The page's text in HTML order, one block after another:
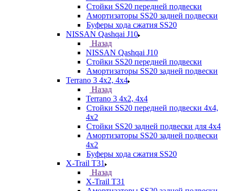
Стойки SS20 передней подвески
Амортизаторы SS20 задней подвески
Буферы хода сжатия SS20
NISSAN Qashqai J10
Назад
NISSAN Qashqai J10
Стойки SS20 передней подвески
Амортизаторы SS20 задней подвески
Terrano 3 4х2, 4х4
Назад
Terrano 3 4х2, 4х4
Стойки SS20 передней подвески 4х4,
4x2
Стойки SS20 задней подвески для 4х4
Амортизаторы SS20 задней подвески
4х2
Буферы хода сжатия SS20
X-Trail T31
Назад
X-Trail T31